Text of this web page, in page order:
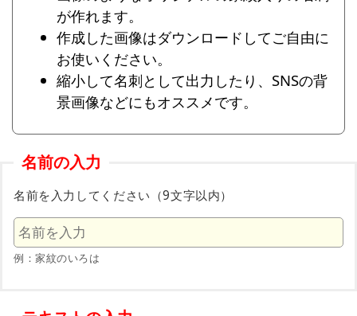
が作れます。
作成した画像はダウンロードしてご自由に
お使いください。
縮小して名刺として出力したり、SNSの背
景画像などにもオススメです。
名前の入力
名前を入力してください（9文字以内）
例：家紋のいろは